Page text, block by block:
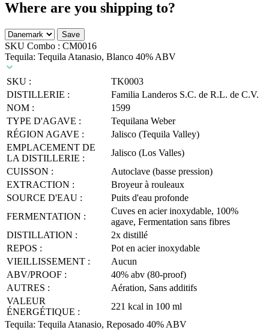
Where are you shipping to?
Save
SKU Combo : CM0016
Tequila: Tequila Atanasio, Blanco 40% ABV
SKU :
TK0003
DISTILLERIE :
Familia Landeros S.C. de R.L. de C.V.
NOM :
1599
TYPE D'AGAVE :
Tequilana Weber
RÉGION AGAVE :
Jalisco (Tequila Valley)
EMPLACEMENT DE
LA DISTILLERIE :
Jalisco (Los Valles)
CUISSON :
Autoclave (basse pression)
EXTRACTION :
Broyeur à rouleaux
SOURCE D'EAU :
Puits d'eau profonde
FERMENTATION :
Cuves en acier inoxydable, 100%
agave, Fermentation sans fibres
DISTILLATION :
2x distillé
REPOS :
Pot en acier inoxydable
VIEILLISSEMENT :
Aucun
ABV/PROOF :
40% abv (80-proof)
AUTRES :
Aération, Sans additifs
VALEUR
ÉNERGÉTIQUE :
221 kcal in 100 ml
Tequila: Tequila Atanasio, Reposado 40% ABV